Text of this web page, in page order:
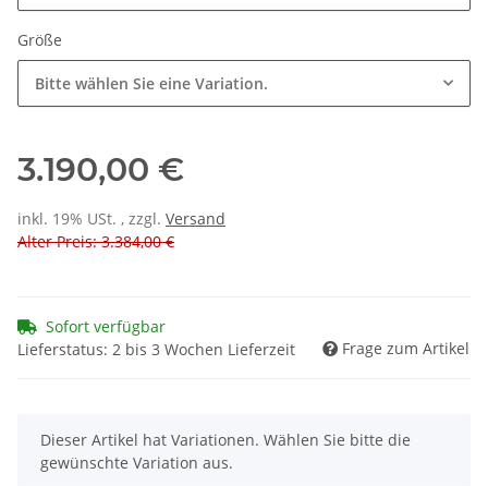
Größe
Bitte wählen Sie eine Variation.
3.190,00 €
inkl. 19% USt. , zzgl. Versand
Alter Preis: 3.384,00 €
Sofort verfügbar
Lieferstatus: 2 bis 3 Wochen Lieferzeit
Frage zum Artikel
x
Dieser Artikel hat Variationen. Wählen Sie bitte die
gewünschte Variation aus.